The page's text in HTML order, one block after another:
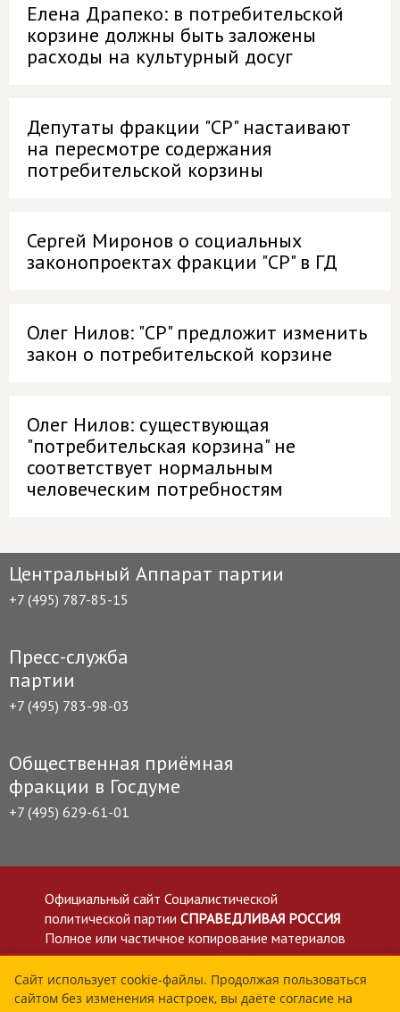
Елена Драпеко: в потребительской
корзине должны быть заложены
расходы на культурный досуг
Депутаты фракции "СР" настаивают
на пересмотре содержания
потребительской корзины
Сергей Миронов о социальных
законопроектах фракции "СР" в ГД
Олег Нилов: "СР" предложит изменить
закон о потребительской корзине
Олег Нилов: существующая
"потребительская корзина" не
соответствует нормальным
человеческим потребностям
Центральный Аппарат партии
+7 (495) 787-85-15
Пресс-служба
партии
+7 (495) 783-98-03
Общественная приёмная
фракции в Госдуме
+7 (495) 629-61-01
Официальный сайт Социалистической
политической партии СПРАВЕДЛИВАЯ РОССИЯ
Полное или частичное копирование материалов
приветствуется со ссылкой на сайт spravedlivo.ru
Политика в отношении обработки персональных
данных
Сайт использует cookie-файлы. Продолжая пользоваться
сайтом без изменения настроек, вы даёте согласие на